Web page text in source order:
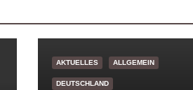
AKTUELLES ALLGEMEIN
DEUTSCHLAND